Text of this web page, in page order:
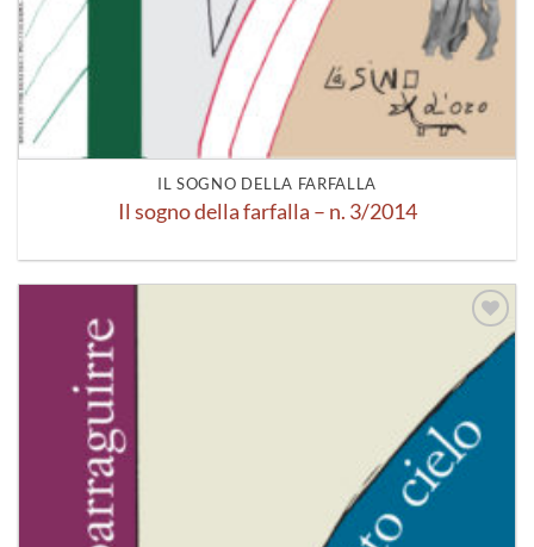
IL SOGNO DELLA FARFALLA
Il sogno della farfalla – n. 3/2014
Aggiungi
alla lista
dei
desideri